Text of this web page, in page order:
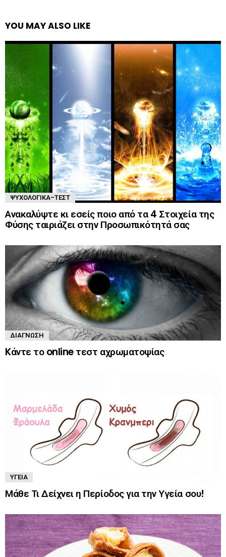
YOU MAY ALSO LIKE
ΨΥΧΟΛΟΓΙΚΆ-ΤΈΣΤ
Ανακαλύψτε κι εσείς ποιο από τα 4 Στοιχεία της
Φύσης ταιριάζει στην Προσωπικότητά σας
ΔΙΆΓΝΩΣΗ
Kάντε το online τεστ αχρωματοψίας
ΥΓΕΊΑ
Μάθε Τι Δείχνει η Περίοδος για την Υγεία σου!